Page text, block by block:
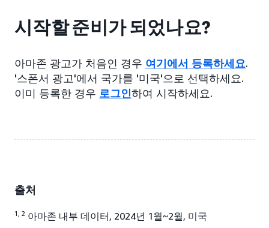
시작할 준비가 되었나요?
아마존 광고가 처음인 경우 여기에서 등록하세요.
'스폰서 광고'에서 국가를 '미국'으로 선택하세요.
이미 등록한 경우 로그인하여 시작하세요.
출처
1, 2 아마존 내부 데이터, 2024년 1월~2월, 미국